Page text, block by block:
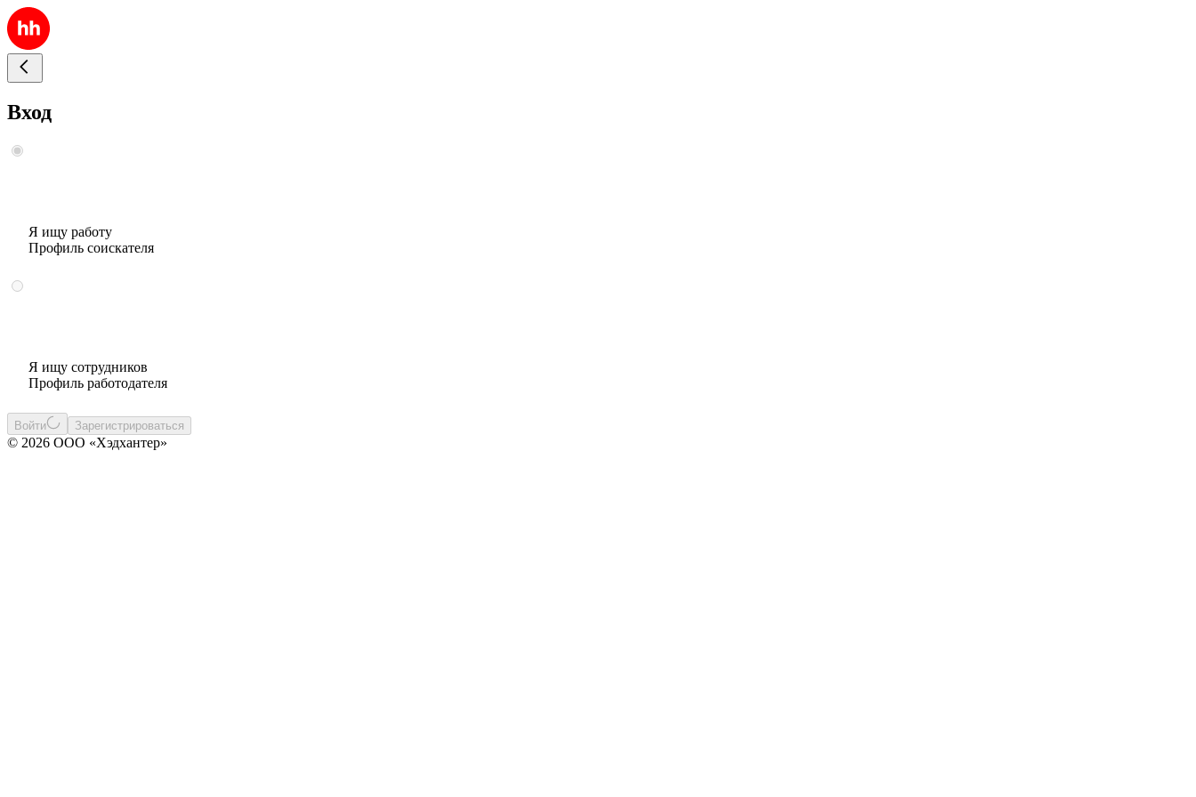
Вход
Я ищу работу
Профиль соискателя
Я ищу сотрудников
Профиль работодателя
Войти Зарегистрироваться
© 2026 ООО «Хэдхантер»